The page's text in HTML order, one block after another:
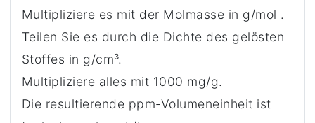
Multipliziere es mit der Molmasse in g/mol .
Teilen Sie es durch die Dichte des gelösten
Stoffes in g/cm³.
Multipliziere alles mit 1000 mg/g.
Die resultierende ppm-Volumeneinheit ist